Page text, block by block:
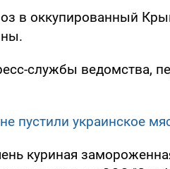
в оккупированный
службы ведомства,
пустили украинское
куриная